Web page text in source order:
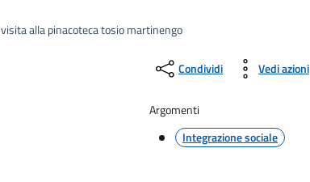
alla pinacoteca tosio martinengo
Condividi Vedi azioni
Argomenti
Integrazione sociale